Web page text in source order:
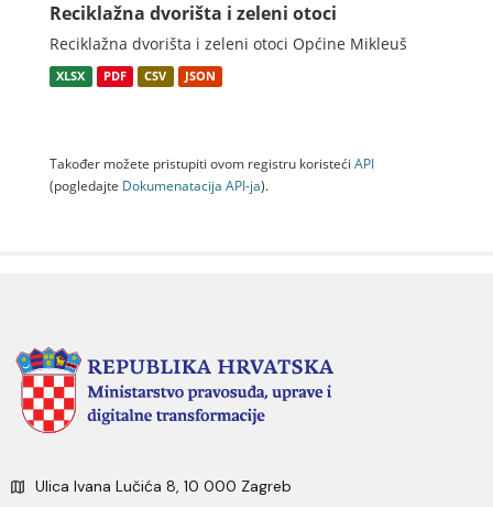
Reciklažna dvorišta i zeleni otoci
Reciklažna dvorišta i zeleni otoci Općine Mikleuš
XLSX PDF CSV JSON
Također možete pristupiti ovom registru koristeći API
(pogledajte Dokumenаtаcijа API-jа).